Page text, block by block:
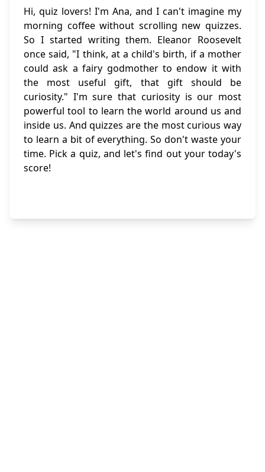
Hi, quiz lovers! I'm Ana, and I can't imagine my
morning coffee without scrolling new quizzes.
So I started writing them. Eleanor Roosevelt
once said, "I think, at a child's birth, if a mother
could ask a fairy godmother to endow it with
the most useful gift, that gift should be
curiosity." I'm sure that curiosity is our most
powerful tool to learn the world around us and
inside us. And quizzes are the most curious way
to learn a bit of everything. So don't waste your
time. Pick a quiz, and let's find out your today's
score!